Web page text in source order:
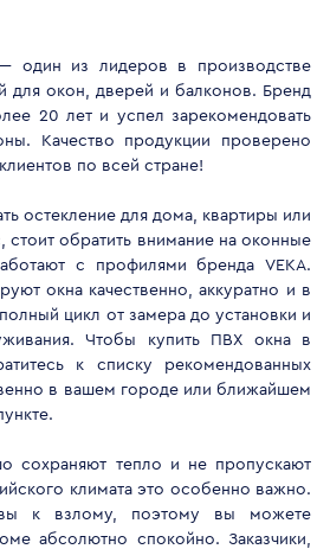
один из лидеров в производстве
для окон, дверей и балконов. Бренд
20 лет и успел зарекомендовать
Качество продукции проверено
по всей стране!
остекление для дома, квартиры или
обратить внимание на оконные
с профилями бренда VEKA.
окна качественно, аккуратно и в
цикл от замера до установки и
Чтобы купить ПВХ окна в
к списку рекомендованных
в вашем городе или ближайшем
сохраняют тепло и не пропускают
климата это особенно важно.
к взлому, поэтому вы можете
абсолютно спокойно. Заказчики,